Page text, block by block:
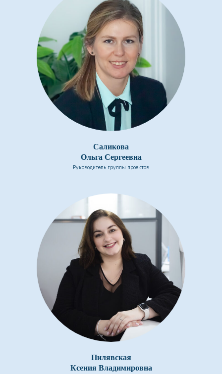
Саликова
Ольга Сергеевна
Руководитель группы проектов
Пилявская
Ксения Владимировна